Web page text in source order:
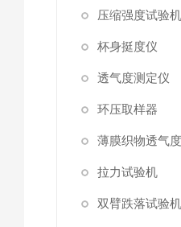
压缩强度试验机
杯身挺度仪
透气度测定仪
环压取样器
薄膜织物透气
拉力试验机
双臂跌落试验机